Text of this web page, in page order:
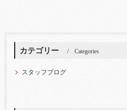
カテゴリー Categories
スタッフブログ